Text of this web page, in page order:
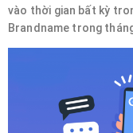
vào thời gian bất kỳ
Brandname trong